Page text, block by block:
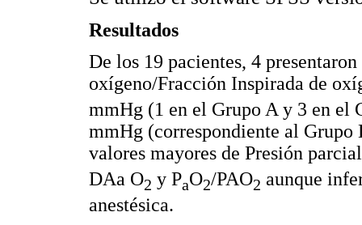
Resultados
De los 19 pacientes, 4
oxígeno/Fracción Inspirada de
mmHg (1 en el Grupo A y 3 en el
mmHg (correspondiente al Grupo
valores mayores de Presión
DAa O2 y PaO2/PAO2 aunque
anestésica.